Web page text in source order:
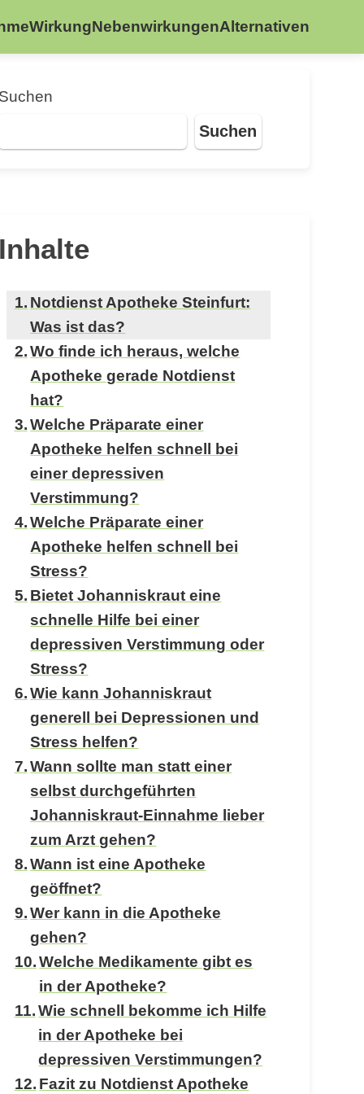
WirkungNebenwirkungenAlternativen
Suchen
Suchen
Inhalte
Notdienst Apotheke Steinfurt:
Was ist das?
Wo finde ich heraus, welche
Apotheke gerade Notdienst
hat?
Welche Präparate einer
Apotheke helfen schnell bei
einer depressiven
Verstimmung?
Welche Präparate einer
Apotheke helfen schnell bei
Stress?
Bietet Johanniskraut eine
schnelle Hilfe bei einer
depressiven Verstimmung oder
Stress?
Wie kann Johanniskraut
generell bei Depressionen und
Stress helfen?
Wann sollte man statt einer
selbst durchgeführten
Johanniskraut-Einnahme lieber
zum Arzt gehen?
Wann ist eine Apotheke
geöffnet?
Wer kann in die Apotheke
gehen?
Welche Medikamente gibt es
in der Apotheke?
Wie schnell bekomme ich Hilfe
in der Apotheke bei
depressiven Verstimmungen?
Fazit zu Notdienst Apotheke